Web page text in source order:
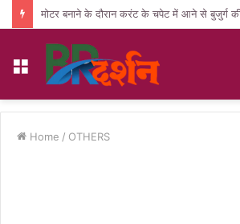
मोटर बनाने के दौरान करंट के चपेट में आने से बुजुर्ग की
Menu
Home / OTHERS